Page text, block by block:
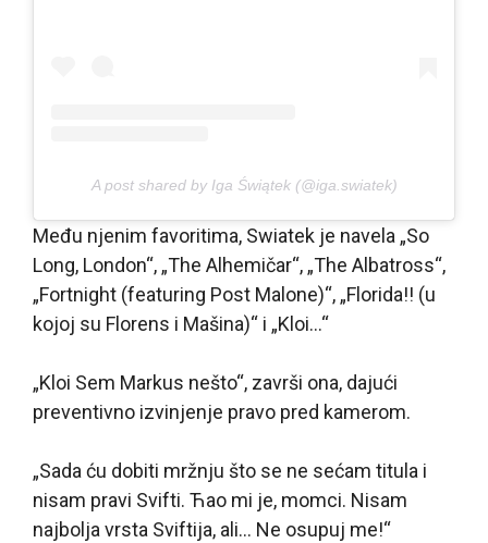
A post shared by Iga Świątek (@iga.swiatek)
Među njenim favoritima, Swiatek je navela „So
Long, London“, „The Alhemičar“, „The Albatross“,
„Fortnight (featuring Post Malone)“, „Florida!! (u
kojoj su Florens i Mašina)“ i „Kloi…“
„Kloi Sem Markus nešto“, završi ona, dajući
preventivno izvinjenje pravo pred kamerom.
„Sada ću dobiti mržnju što se ne sećam titula i
nisam pravi Svifti. Ћao mi je, momci. Nisam
najbolja vrsta Sviftija, ali… Ne osuрuj me!“